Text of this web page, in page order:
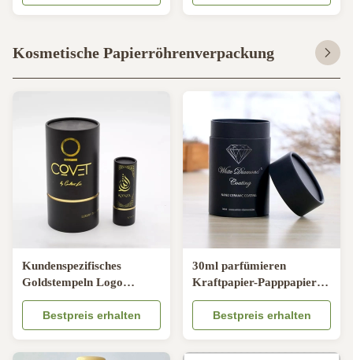
157gsm CMYK
verfügbarer CCC
Kosmetische Papierröhrenverpackung
Kundenspezifisches
Goldstempeln Logo
Cosmetic Paper Tube
Packaging für Parfüm-
Kerze
Bestpreis erhalten
30ml parfümieren
Kraftpapier-Papppapier-
Röhrenverpackungs-
heißes stempelndes Logo
Bestpreis erhalten